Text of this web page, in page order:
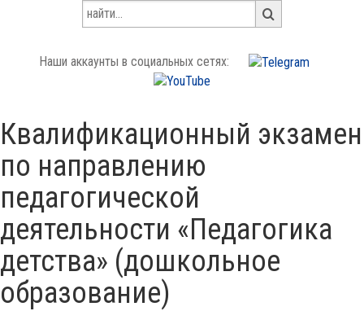
Наши аккаунты в социальных сетях:
Квалификационный экзамен
по направлению
педагогической
деятельности «Педагогика
детства» (дошкольное
образование)